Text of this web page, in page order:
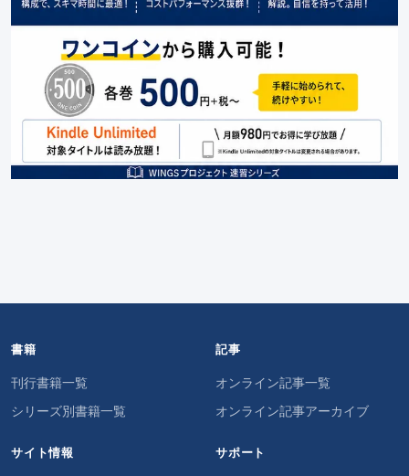
書籍
刊行書籍一覧
シリーズ別書籍一覧
記事
オンライン記事一覧
オンライン記事アーカイブ
サイト情報 サポート